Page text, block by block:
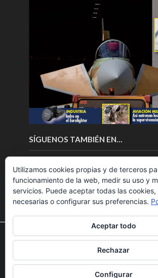
SÍGUENOS TAMBIÉN EN…
Copyright © 2018.Fly News.Noticias
UAS aviación comercial
Utilizamos cookies para ofrecerte la mejor
nuestra web.
Puedes aprender más sobre qué cookies
desactivarlas en losajustes.
Utilizamos cookies propias y de terceros
funcionamiento de la web, medir su uso y
servicios. Puede aceptar todas las
necesarias o configurar sus preferencias.
Aceptar todo
Rechazar
Configurar